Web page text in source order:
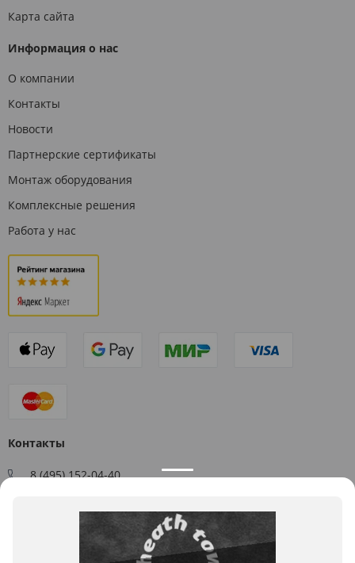
Карта сайта
Информация о нас
О компании
Контакты
Новости
Партнерские сертификаты
Монтаж оборудования
Комплексные решения
Работа у нас
Контакты
8 (495) 152-04-40
109544, г. Москва, ул. Большая Андроньевская, д. 17
Схема проезда